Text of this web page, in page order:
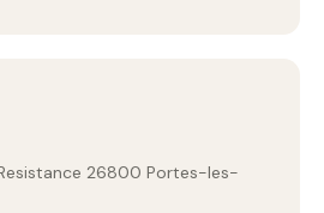
26800 Portes-les-